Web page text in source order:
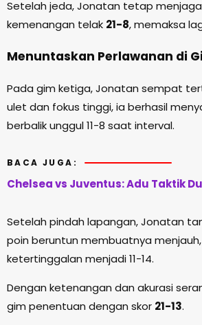
Setelah jeda, Jonatan tetap
kemenangan telak 21-8, memaksa
Menuntaskan Perlawanan di
Pada gim ketiga, Jonatan sempat
ulet dan fokus tinggi, ia berhasil
berbalik unggul 11-8 saat interval.
BACA JUGA:
Chelsea vs Juventus: Adu Taktik
Setelah pindah lapangan, Jonatan
poin beruntun membuatnya
ketertinggalan menjadi 11-14.
Dengan ketenangan dan akurasi
gim penentuan dengan skor 21-13.